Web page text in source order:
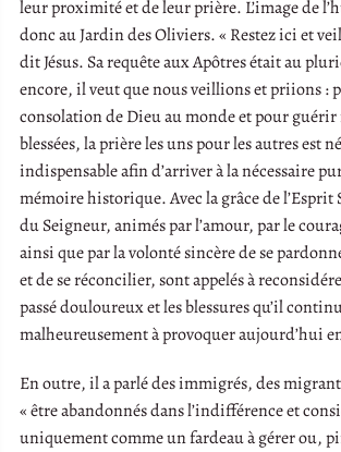
leur proximité et de leur prière. L’image de
donc au Jardin des Oliviers. « Restez ici et
dit Jésus. Sa requête aux Apôtres était au
encore, il veut que nous veillions et priions :
consolation de Dieu au monde et pour
blessées, la prière les uns pour les autres est
indispensable afin d’arriver à la nécessaire
mémoire historique. Avec la grâce de l’Esprit
du Seigneur, animés par l’amour, par le
ainsi que par la volonté sincère de se
et de se réconcilier, sont appelés à
passé douloureux et les blessures qu’il
malheureusement à provoquer aujourd’hui
En outre, il a parlé des immigrés, des
« être abandonnés dans l’indifférence et
uniquement comme un fardeau à gérer ou,